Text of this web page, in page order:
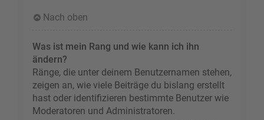
Nach oben
Was ist mein Rang und wie kann ich ihn
ändern?
Ränge, die unter deinem Benutzernamen stehen,
zeigen an, wie viele Beiträge du bislang erstellt
hast oder identifizieren bestimmte Benutzer wie
Moderatoren und Administratoren.